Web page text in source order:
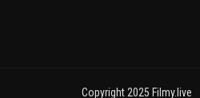
Copyright 2025 Filmy.live